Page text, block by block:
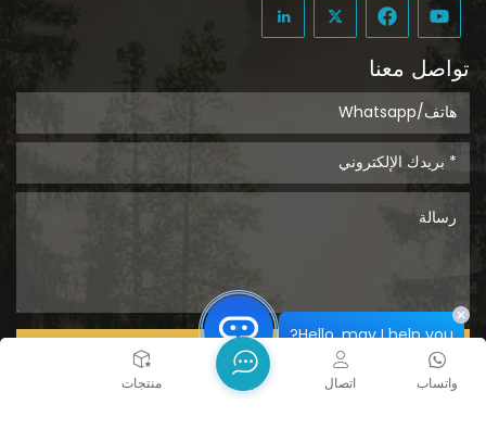
تواصل معنا
يُقدِّم
بيت منتجات واتساب اتصال
Hello, may I help you?